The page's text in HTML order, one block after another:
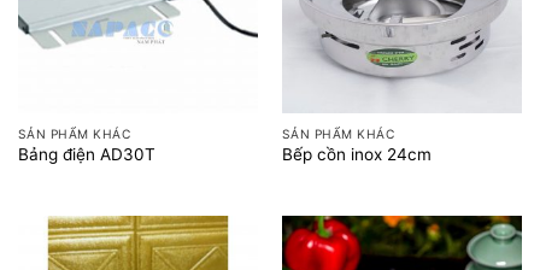
SẢN PHẨM KHÁC
Bảng điện AD30T
SẢN PHẨM KHÁC
Bếp cồn inox 24cm